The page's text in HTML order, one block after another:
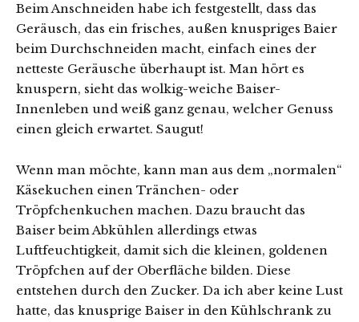
Beim Anschneiden habe ich festgestellt, dass das
Geräusch, das ein frisches, außen knuspriges Baier
beim Durchschneiden macht, einfach eines der
netteste Geräusche überhaupt ist. Man hört es
knuspern, sieht das wolkig-weiche Baiser-
Innenleben und weiß ganz genau, welcher Genuss
einen gleich erwartet. Saugut!
Wenn man möchte, kann man aus dem „normalen“
Käsekuchen einen Tränchen- oder
Tröpfchenkuchen machen. Dazu braucht das
Baiser beim Abkühlen allerdings etwas
Luftfeuchtigkeit, damit sich die kleinen, goldenen
Tröpfchen auf der Oberfläche bilden. Diese
entstehen durch den Zucker. Da ich aber keine Lust
hatte, das knusprige Baiser in den Kühlschrank zu